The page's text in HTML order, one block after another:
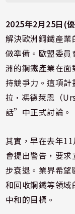
2025年2月25日(
解決歐洲鋼鐵產
做準備。歐盟委
洲的鋼鐵產業在
持競爭力。這項
拉·馮德萊恩（
話”中正式討論。
其實，早在去年
會提出警告，要
步衰退。業界希
和回收鋼鐵等領
中和的目標。